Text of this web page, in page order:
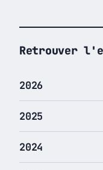
Retrouver
2026
2025
2024